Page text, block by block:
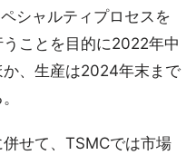
シャルティプロセスを
ことを目的に2022年中
、生産は2024年末まで
せて、TSMCでは市場